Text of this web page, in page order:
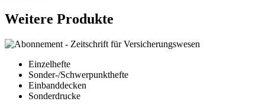
Weitere Produkte
Einzelhefte
Sonder-/Schwerpunkthefte
Einbanddecken
Sonderdrucke